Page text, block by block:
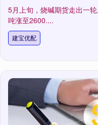
5月上旬，烧碱期货走出一
吨涨至2600....
建宝优配